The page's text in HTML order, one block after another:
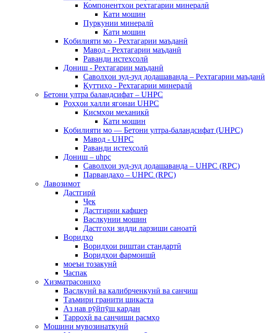
Компонентҳои рехтагарии минералӣ
Кати мошин
Пуркунии минералӣ
Кати мошин
Қобилияти мо - Рехтагарии маъданӣ
Мавод - Рехтагарии маъданӣ
Раванди истеҳсолӣ
Дониш - Рехтагарии маъданӣ
Саволҳои зуд-зуд додашаванда – Рехтагарии маъданӣ
Қуттиҳо - Рехтагарии минералӣ
Бетони ултра баландсифат – UHPC
Роҳҳои ҳалли ягонаи UHPC
Қисмҳои механикӣ
Кати мошин
Қобилияти мо — Бетони ултра-баландсифат (UHPC)
Мавод - UHPC
Раванди истеҳсолӣ
Дониш – uhpc
Саволҳои зуд-зуд додашаванда – UHPC (RPC)
Парвандаҳо – UHPC (RPC)
Лавозимот
Дастгирӣ
Ҷек
Дастгирии кафшер
Васлкунии мошин
Дастгоҳи зидди ларзиши саноатӣ
Воридҳо
Воридҳои риштаи стандартӣ
Воридҳои фармоишӣ
моеъи тозакунӣ
Часпак
Хизматрасониҳо
Васлкунӣ ва калибрченкунӣ ва санҷиш
Таъмири гранити шикаста
Аз нав рӯйпӯш кардан
Тарроҳӣ ва санҷиши расмҳо
Мошини мувозинаткунӣ